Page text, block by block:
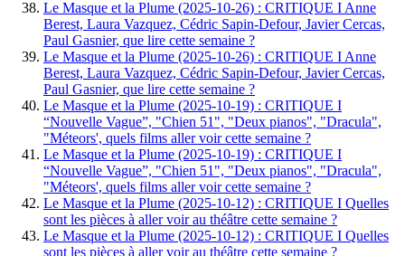
Le Masque et la Plume (2025-10-26) : CRITIQUE I Anne
Berest, Laura Vazquez, Cédric Sapin-Defour, Javier Cercas,
Paul Gasnier, que lire cette semaine ?
Le Masque et la Plume (2025-10-26) : CRITIQUE I Anne
Berest, Laura Vazquez, Cédric Sapin-Defour, Javier Cercas,
Paul Gasnier, que lire cette semaine ?
Le Masque et la Plume (2025-10-19) : CRITIQUE I
“Nouvelle Vague”, "Chien 51", "Deux pianos", "Dracula",
"Méteors', quels films aller voir cette semaine ?
Le Masque et la Plume (2025-10-19) : CRITIQUE I
“Nouvelle Vague”, "Chien 51", "Deux pianos", "Dracula",
"Méteors', quels films aller voir cette semaine ?
Le Masque et la Plume (2025-10-12) : CRITIQUE I Quelles
sont les pièces à aller voir au théâtre cette semaine ?
Le Masque et la Plume (2025-10-12) : CRITIQUE I Quelles
sont les pièces à aller voir au théâtre cette semaine ?